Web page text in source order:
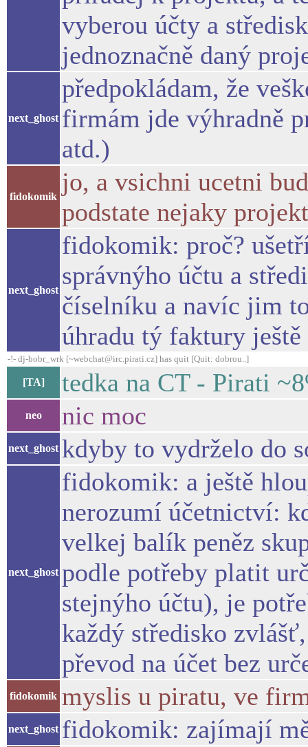
vyberou účty a
jednoznačně daný
next_ghost
předpokládam, že
firmám jde výhradně
atd.)
fidokomik
jo, a vsichni ucetni
podstate nejaky
next_ghost
fidokomik: proč?
správnýho účtu a
číselníku a navíc jim
úhradu tý faktury
-!- dj-bobr_wrk [~webchat@irc.pirati.cz] has quit [Quit: dobrou..]
[TA] tedka na CT - Pirati
neo nic moc
next_ghost kdyby to vydrželo do
next_ghost
fidokomik: a ještě
nerozumí účetnictví:
velkej balík peněz
podle potřeby platit
stejnýho účtu), je
každý středisko
převod na účet bez
fidokomik myslis u piratu, ve
next_ghost fidokomik: zajímají